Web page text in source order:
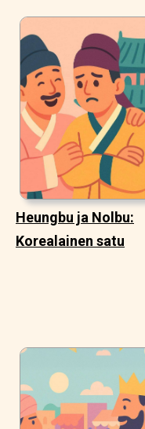
Heungbu ja Nolbu:
Korealainen satu